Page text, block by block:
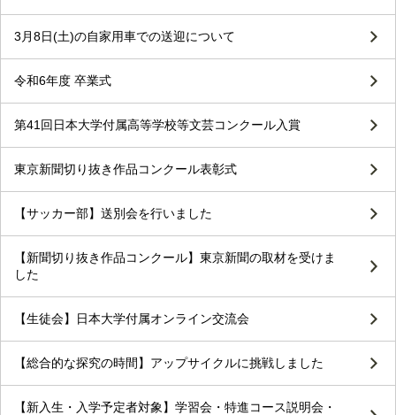
3月8日(土)の自家用車での送迎について
令和6年度 卒業式
第41回日本大学付属高等学校等文芸コンクール入賞
東京新聞切り抜き作品コンクール表彰式
【サッカー部】送別会を行いました
【新聞切り抜き作品コンクール】東京新聞の取材を受けま
した
【生徒会】日本大学付属オンライン交流会
【総合的な探究の時間】アップサイクルに挑戦しました
【新入生・入学予定者対象】学習会・特進コース説明会・